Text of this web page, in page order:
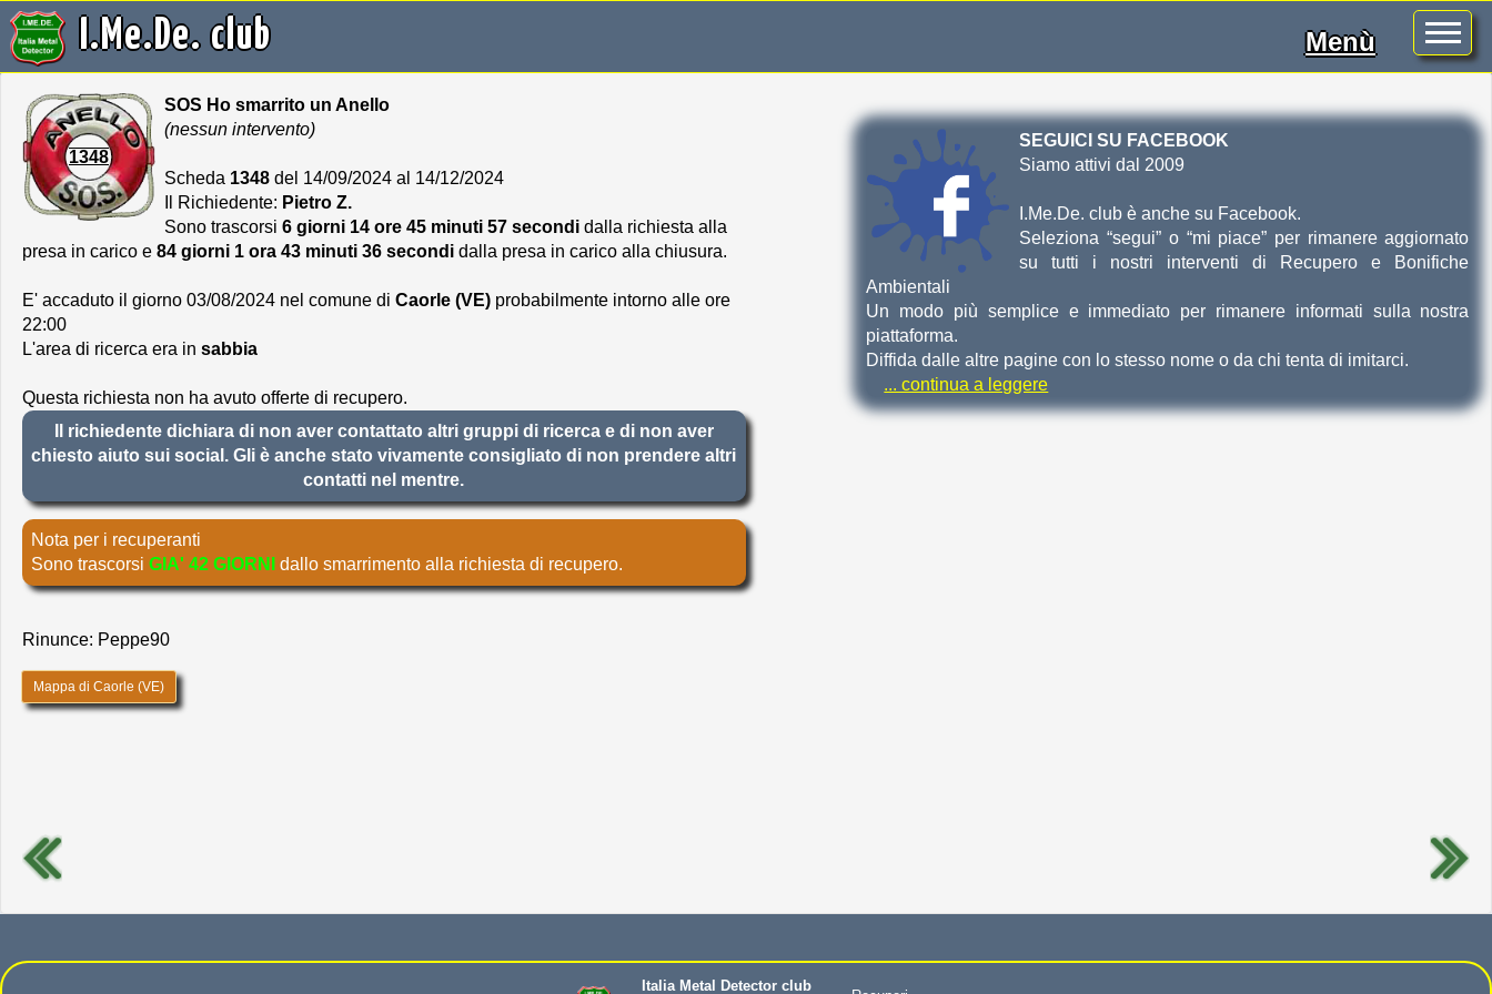
I.Me.De. club Menù
1348
SOS Ho smarrito un Anello
(nessun intervento)
Scheda 1348 del 14/09/2024 al 14/12/2024
Il Richiedente: Pietro Z.
Sono trascorsi 6 giorni 14 ore 45 minuti 57 secondi dalla richiesta alla
presa in carico e 84 giorni 1 ora 43 minuti 36 secondi dalla presa in carico alla chiusura.
E' accaduto il giorno 03/08/2024 nel comune di Caorle (VE) probabilmente intorno alle ore
22:00
L'area di ricerca era in sabbia
Questa richiesta non ha avuto offerte di recupero.
Il richiedente dichiara di non aver contattato altri gruppi di ricerca e di non aver
chiesto aiuto sui social. Gli è anche stato vivamente consigliato di non prendere altri
contatti nel mentre.
Nota per i recuperanti
Sono trascorsi GIA' 42 GIORNI dallo smarrimento alla richiesta di recupero.
Rinunce: Peppe90
Mappa di Caorle (VE)
SEGUICI SU FACEBOOK
Siamo attivi dal 2009
I.Me.De. club è anche su Facebook.
Seleziona “segui” o “mi piace” per rimanere aggiornato
su tutti i nostri interventi di Recupero e Bonifiche
Ambientali
Un modo più semplice e immediato per rimanere informati sulla nostra
piattaforma.
Diffida dalle altre pagine con lo stesso nome o da chi tenta di imitarci.
... continua a leggere
Italia Metal Detector club